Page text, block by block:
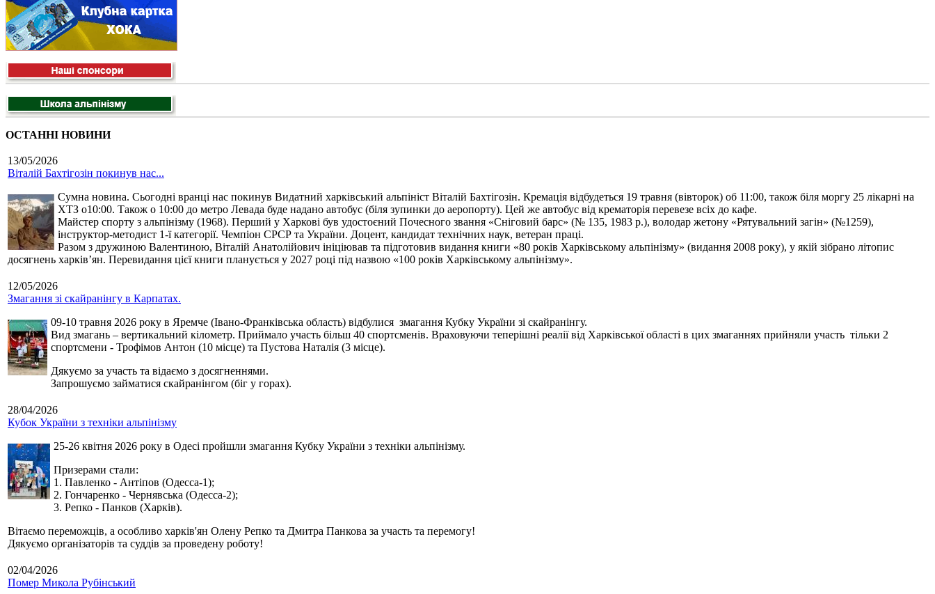
ОСТАННІ НОВИНИ
13/05/2026
Віталій Бахтігозін покинув нас...
Сумна новина. Сьогодні вранці нас покинув Видатний харківський альпініст Віталій Бахтігозін. Кремація відбудеться 19 травня (вівторок) об 11:00, також біля моргу 25 лікарні на
ХТЗ о10:00. Також о 10:00 до метро Левада буде надано автобус (біля зупинки до аеропорту). Цей же автобус від крематорія перевезе всіх до кафе.
Майстер спорту з альпінізму (1968). Перший у Харкові був удостоєний Почесного звання «Сніговий барс» (№ 135, 1983 р.), володар жетону «Рятувальний загін» (№1259),
інструктор-методист 1-ї категорії. Чемпіон СРСР та України. Доцент, кандидат технічних наук, ветеран праці.
Разом з дружиною Валентиною, Віталій Анатолійович ініціював та підготовив видання книги «80 років Харківському альпінізму» (видання 2008 року), у якій зібрано літопис
досягнень харків’ян. Перевидання цієї книги планується у 2027 році під назвою «100 років Харківському альпінізму».
12/05/2026
Змагання зі скайранінгу в Карпатах.
09-10 травня 2026 року в Яремче (Івано-Франківська область) відбулися змагання Кубку України зі скайранінгу.
Вид змагань – вертикальний кілометр. Приймало участь більш 40 спортсменів. Враховуючи теперішні реалії від Харківської області в цих змаганнях прийняли участь тільки 2
спортсмени - Трофімов Антон (10 місце) та Пустова Наталія (3 місце).
Дякуємо за участь та відаємо з досягненнями.
Запрошуємо займатися скайранінгом (біг у горах).
28/04/2026
Кубок України з техніки альпінізму
25-26 квітня 2026 року в Одесі пройшли змагання Кубку України з техніки альпінізму.
Призерами стали:
1. Павленко - Антіпов (Одесса-1);
2. Гончаренко - Чернявська (Одесса-2);
3. Репко - Панков (Харків).
Вітаємо переможців, а особливо харків'ян Олену Репко та Дмитра Панкова за участь та перемогу!
Дякуємо організаторів та суддів за проведену роботу!
02/04/2026
Помер Микола Рубінський